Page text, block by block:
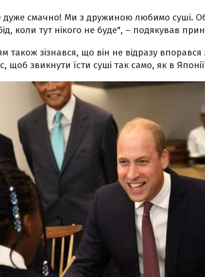
дуже смачно! Ми з дружиною любимо суші.
коли тут нікого не буде", – подякував
також зізнався, що він не відразу
щоб звикнути їсти суші так само, як в